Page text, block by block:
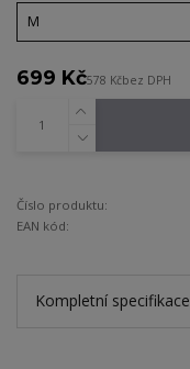
699 Kč578 Kčbez DPH
Číslo produktu:
EAN kód:
Kompletní specifikace